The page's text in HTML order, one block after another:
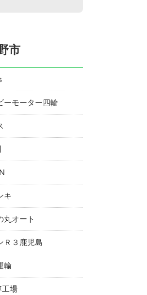
市
ーモーター四輪
キ
オート
Ｒ３鹿児島
輸
工場